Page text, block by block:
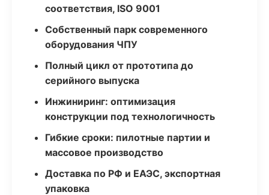
соответствия, ISO 9001
Собственный парк современного
оборудования ЧПУ
Полный цикл от прототипа до
серийного выпуска
Инжиниринг: оптимизация
конструкции под технологичность
Гибкие сроки: пилотные партии и
массовое производство
Доставка по РФ и ЕАЭС, экспортная
упаковка